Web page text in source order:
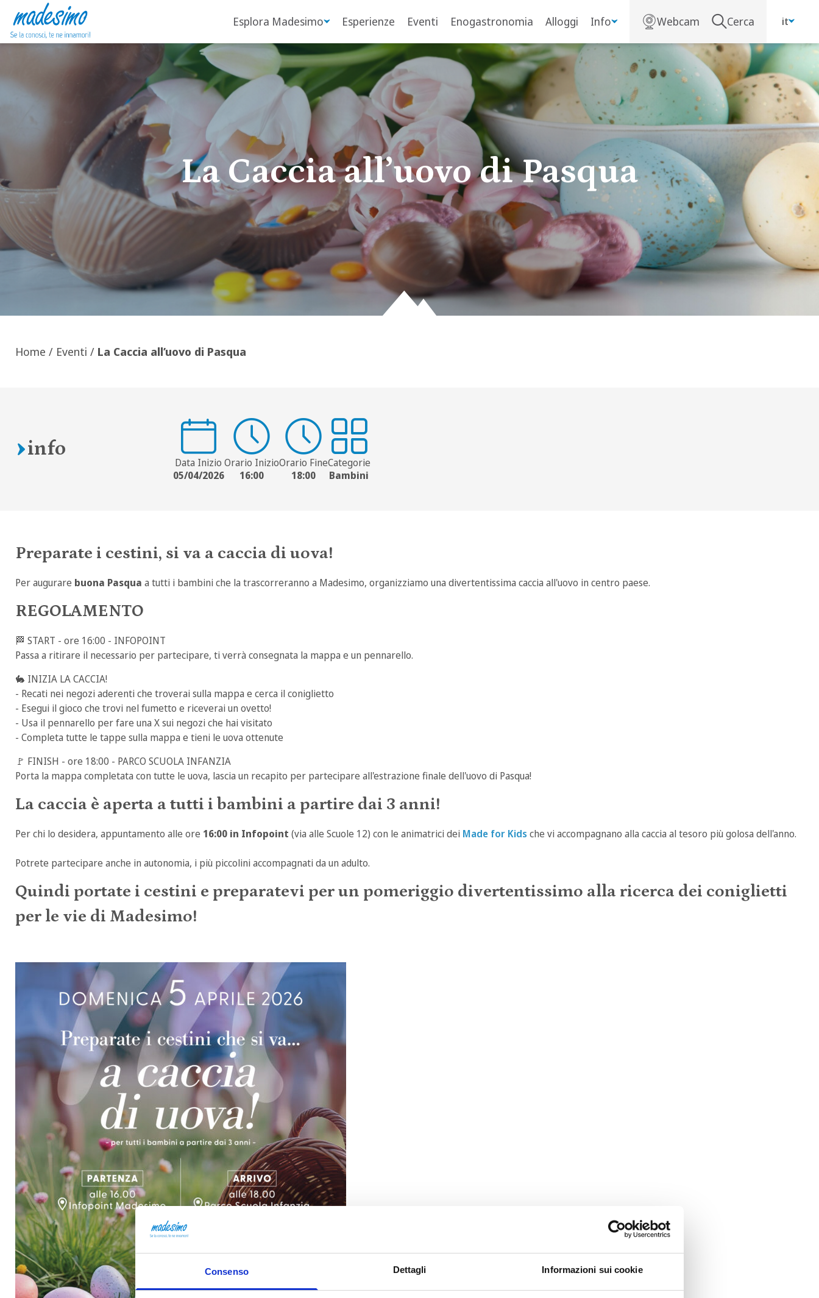
Consenso Dettagli Informazioni sui cookie
Vai al contenuto
Esplora Madesimo Esperienze Eventi Enogastronomia Alloggi Info Webcam Cerca it
La Caccia all’uovo di Pasqua
Home / Eventi / La Caccia all’uovo di Pasqua
info
Data Inizio
05/04/2026
Orario Inizio
16:00
Orario Fine
18:00
Categorie
Bambini
Preparate i cestini, si va a caccia di uova!
Per augurare buona Pasqua a tutti i bambini che la trascorreranno a Madesimo, organizziamo una divertentissima caccia all'uovo in centro paese.
REGOLAMENTO
🏁 START - ore 16:00 - INFOPOINT
Passa a ritirare il necessario per partecipare, ti verrà consegnata la mappa e un pennarello.
🐇 INIZIA LA CACCIA!
- Recati nei negozi aderenti che troverai sulla mappa e cerca il coniglietto
- Esegui il gioco che trovi nel fumetto e riceverai un ovetto!
- Usa il pennarello per fare una X sui negozi che hai visitato
- Completa tutte le tappe sulla mappa e tieni le uova ottenute
🚩 FINISH - ore 18:00 - PARCO SCUOLA INFANZIA
Porta la mappa completata con tutte le uova, lascia un recapito per partecipare all'estrazione finale dell'uovo di Pasqua!
La caccia è aperta a tutti i bambini a partire dai 3 anni!
Per chi lo desidera, appuntamento alle ore 16:00 in Infopoint (via alle Scuole 12) con le animatrici dei Made for Kidsche vi accompagnano alla caccia al tesoro più golosa dell'anno.
Potrete partecipare anche in autonomia, i più piccolini accompagnati da un adulto.
Quindi portate i cestini e preparatevi per un pomeriggio divertentissimo alla ricerca dei coniglietti
per le vie di Madesimo!